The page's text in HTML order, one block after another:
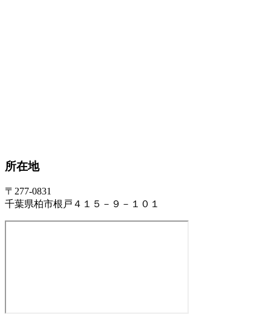
所在地
〒277-0831
千葉県柏市根戸４１５－９－１０１